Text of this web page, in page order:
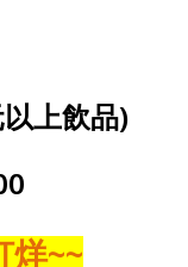
上飲品)
烊~~